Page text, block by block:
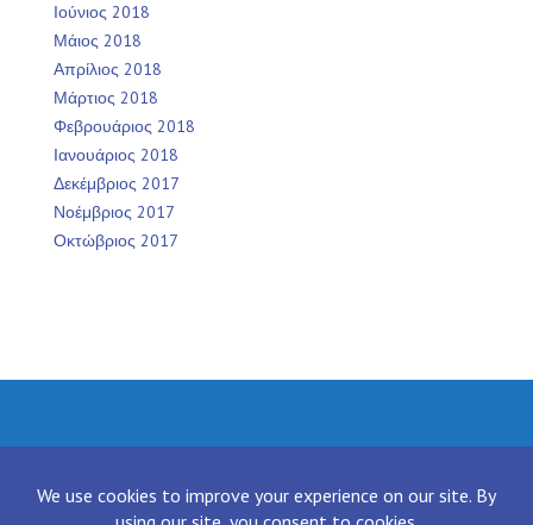
Ιούνιος 2018
Μάιος 2018
Απρίλιος 2018
Μάρτιος 2018
Φεβρουάριος 2018
Ιανουάριος 2018
Δεκέμβριος 2017
Νοέμβριος 2017
Οκτώβριος 2017
Facebook
TwitterInstagram
LinkedIn